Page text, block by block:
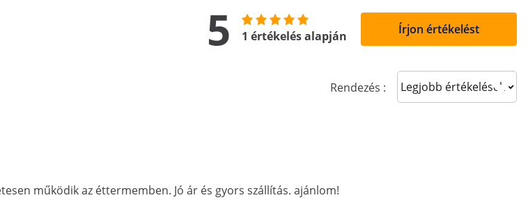
5 1 értékelés alapján Írjon értékelést
Rendezés : Sort reviews
működik az éttermemben. Jó ár és gyors szállítás. ajánlom!